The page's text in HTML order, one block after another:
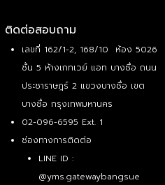
ติดต่อสอบถาม
เลขที่ 162/1-2, 168/10 ห้อง 5026
ชั้น 5 ห้างเกทเวย์ แอท บางซื่อ ถนน
ประชาราษฎร์ 2 แขวงบางซื่อ เขต
บางซื่อ กรุงเทพมหานคร
02-096-6595 Ext. 1
ช่องทางการติดต่อ
LINE ID :
@yms.gatewaybangsue